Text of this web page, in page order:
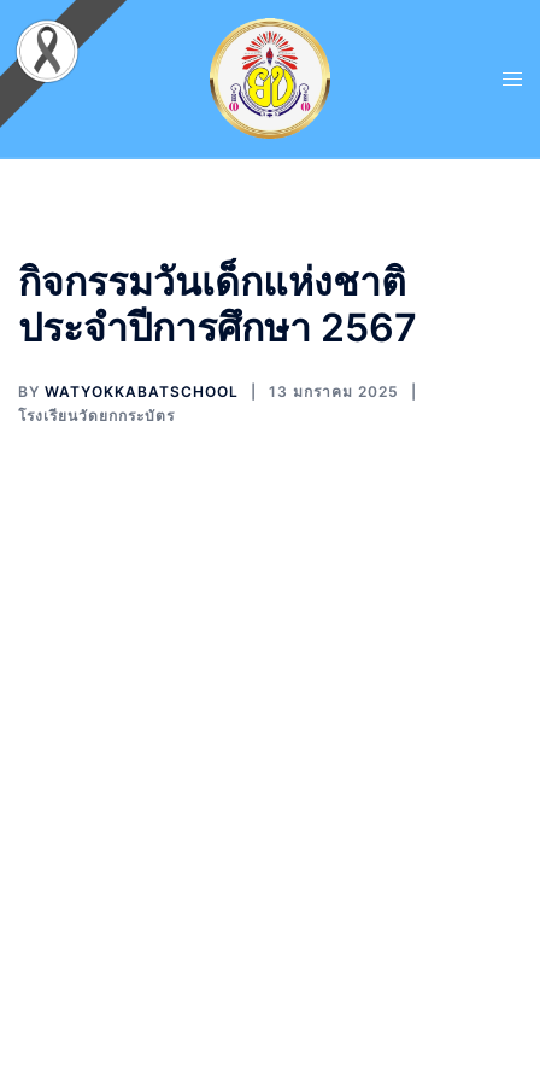
กิจกรรมวันเด็กแห่งชาติ
ประจำปีการศึกษา 2567
BY WATYOKKABATSCHOOL
13 มกราคม 2025
โรงเรียนวัดยกกระบัตร